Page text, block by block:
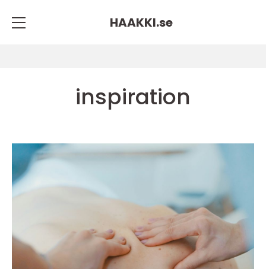
HAAKKI.se
inspiration